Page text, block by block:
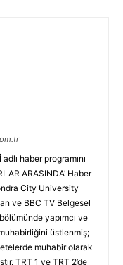
haber programını
ARASINDA’ Haber
City University
ve BBC TV Belgesel
yapımcı ve
üstlenmiş;
muhabir olarak
TRT 1 ve TRT 2’de